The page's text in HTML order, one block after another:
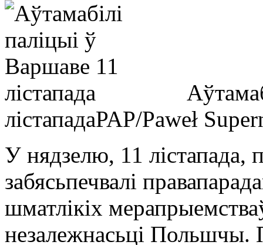
лістападаPAP/Paweł
У нядзелю, 11
забясьпечвалі
шматлікіх
незалежнасьці Польшчы.